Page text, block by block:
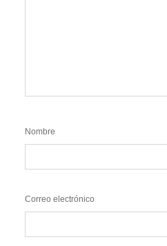
Nombre
Correo electrónico